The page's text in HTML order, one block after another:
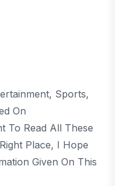
Sports,
On
To Read All These
Place, I Hope
Given On This